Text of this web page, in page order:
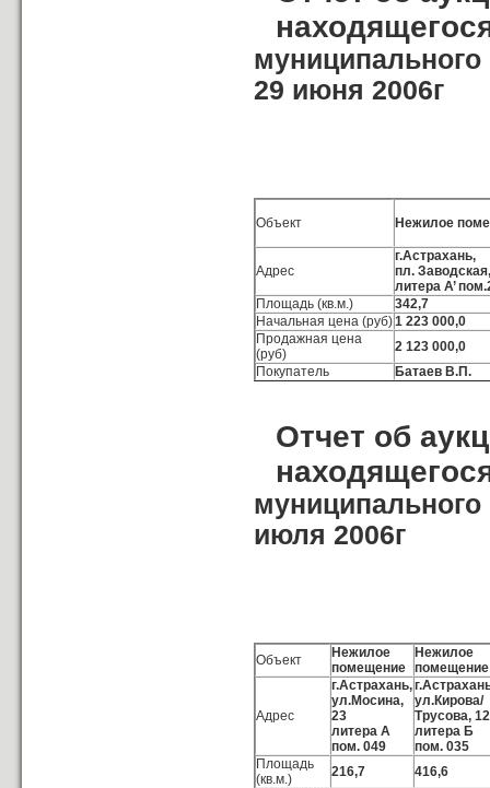
29 июня 2006г
Объект Нежилое
Адрес
г.Астрахань,
пл.
литера А’
Площадь (кв.м.)
342,7
Начальная цена (руб)1 223 000,0
Продажная цена
(руб)
2 123 000,0
Покупатель
Батаев В.П.
Отчет об
июля 2006г
Объект
Нежилое
помещение
Нежилое
помещение
Адрес
г.Астрахань,
ул.Мосина,
23
литера А
пом. 049
ул.Кирова/
Трусова,
литера Б
пом. 035
Площадь
(кв.м.)
216,7
416,6